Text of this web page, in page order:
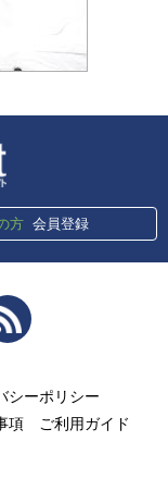
方 会員登録
シーポリシー
項
ご利用ガイド